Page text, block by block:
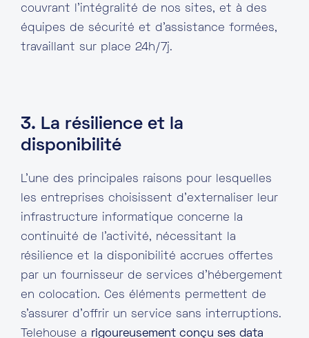
couvrant l’intégralité de nos sites, et à des
équipes de sécurité et d’assistance formées,
travaillant sur place 24h/7j.
3. La résilience et la
disponibilité
L’une des principales raisons pour lesquelles
les entreprises choisissent d’externaliser leur
infrastructure informatique concerne la
continuité de l’activité, nécessitant la
résilience et la disponibilité accrues offertes
par un fournisseur de services d’hébergement
en colocation. Ces éléments permettent de
s’assurer d’offrir un service sans interruptions.
Telehouse a rigoureusement conçu ses data